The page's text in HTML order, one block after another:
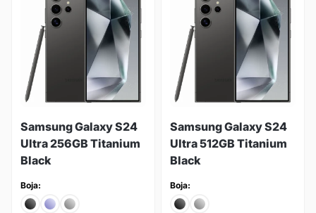
Samsung Galaxy S24
Ultra 256GB Titanium
Black
Boja:
Samsung Galaxy S24
Ultra 512GB Titanium
Black
Boja: